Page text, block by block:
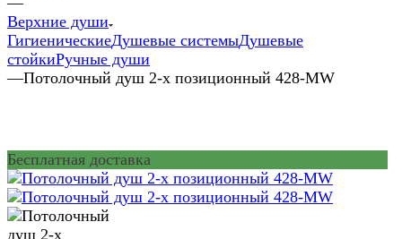
Верхние души
ГигиеническиеДушевые системыДушевые
стойкиРучные души
—Потолочный душ 2-х позиционный 428-MW
Бесплатная доставка